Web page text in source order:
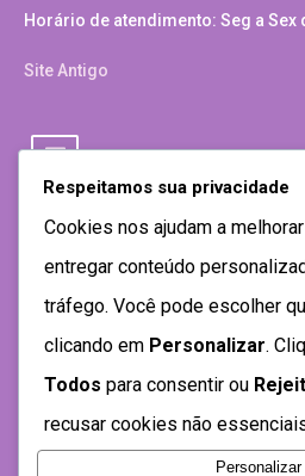
Horário de atendimento: Seg a Sex
Site Antigo
Respeitamos sua privacidade
Cookies nos ajudam a
entregar conteúdo
tráfego. Você pode escolher
clicando em Personalizar.
Todos para consentir ou
recusar cookies não
Personalizar